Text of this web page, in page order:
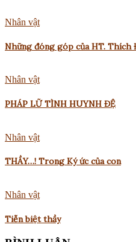
Nhân vật
Những đóng góp của HT. Thích
Nhân vật
PHÁP LỮ TÌNH HUYNH ĐỆ
Nhân vật
THẦY…! Trong Ký ức của con
Nhân vật
Tiễn biệt thầy